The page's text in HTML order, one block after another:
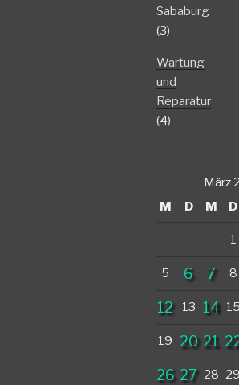
Sababurg
(3)
Wartung
und
Reparatur
(4)
März
M
D M D
1
5 6 7 8
12 13 14
19 20 21
26 27 28